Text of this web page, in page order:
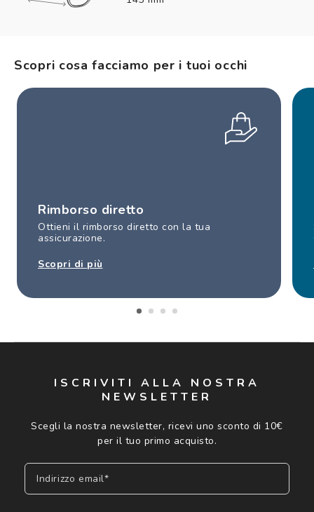
Scopri cosa facciamo per i tuoi occhi
Rimborso diretto
Ottieni il rimborso diretto con la tua
assicurazione.
Scopri di più
ISCRIVITI ALLA NOSTRA
NEWSLETTER
Scegli la nostra newsletter, ricevi uno sconto di 10€
per il tuo primo acquisto.
Indirizzo email*